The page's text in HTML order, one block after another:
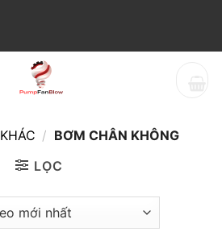
KHÁC / BƠM CHÂN KHÔNG
LỌC